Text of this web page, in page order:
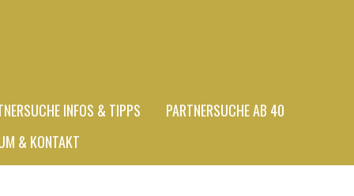
INFOS & TIPPS
PARTNERSUCHE AB 40
& KONTAKT